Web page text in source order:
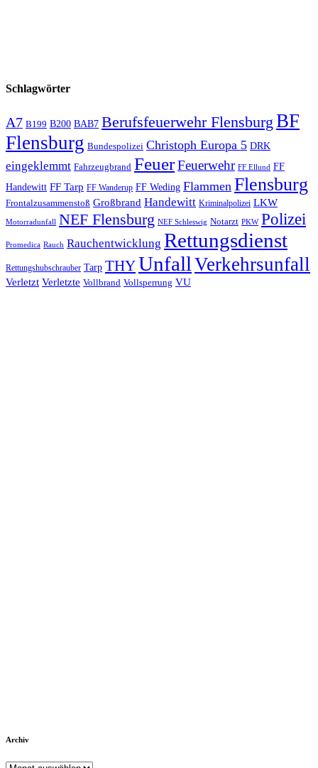
Schlagwörter
A7 B199 B200 BAB7 Berufsfeuerwehr Flensburg BF
Flensburg Bundespolizei Christoph Europa 5 DRK
eingeklemmt Fahrzeugbrand FeuerFeuerwehr FF Ellund FF
Handewitt FF Tarp FF Wanderup FF Weding Flammen Flensburg
Frontalzusammenstoß Großbrand Handewitt Kriminalpolizei LKW
Motorradunfall NEF Flensburg NEF Schleswig Notarzt PKW Polizei
Promedica Rauch Rauchentwicklung Rettungsdienst
Rettungshubschrauber Tarp THYUnfall Verkehrsunfall
Verletzt Verletzte Vollbrand Vollsperrung VU
Archiv